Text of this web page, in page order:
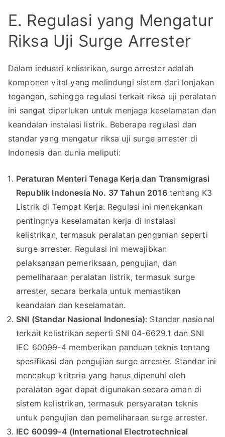
E. Regulasi yang Mengatur
Riksa Uji Surge Arrester
Dalam industri kelistrikan, surge arrester adalah
komponen vital yang melindungi sistem dari lonjakan
tegangan, sehingga regulasi terkait riksa uji peralatan
ini sangat diperlukan untuk menjaga keselamatan dan
keandalan instalasi listrik. Beberapa regulasi dan
standar yang mengatur riksa uji surge arrester di
Indonesia dan dunia meliputi:
Peraturan Menteri Tenaga Kerja dan Transmigrasi
Republik Indonesia No. 37 Tahun 2016tentang K3
Listrik di Tempat Kerja: Regulasi ini menekankan
pentingnya keselamatan kerja di instalasi
kelistrikan, termasuk peralatan pengaman seperti
surge arrester. Regulasi ini mewajibkan
pelaksanaan pemeriksaan, pengujian, dan
pemeliharaan peralatan listrik, termasuk surge
arrester, secara berkala untuk memastikan
keandalan dan keselamatan.
SNI (Standar Nasional Indonesia): Standar nasional
terkait kelistrikan seperti SNI 04-6629.1 dan SNI
IEC 60099-4 memberikan panduan teknis tentang
spesifikasi dan pengujian surge arrester. Standar ini
mencakup kriteria yang harus dipenuhi oleh
peralatan agar dapat digunakan secara aman di
sistem kelistrikan, termasuk persyaratan teknis
untuk pengujian dan pemeliharaan surge arrester.
IEC 60099-4 (International Electrotechnical